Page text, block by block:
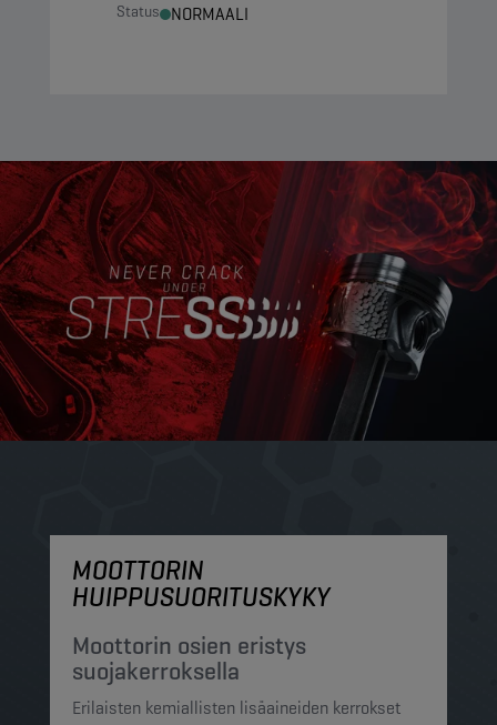
Status NORMAALI
MOOTTORIN
HUIPPUSUORITUSKYKY
Moottorin osien eristys
suojakerroksella
Erilaisten kemiallisten lisäaineiden kerrokset